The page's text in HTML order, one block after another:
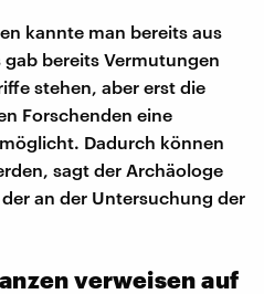
kannte man bereits aus
bereits Vermutungen
stehen, aber erst die
Forschenden eine
Dadurch können
sagt der Archäologe
an der Untersuchung der
verweisen auf